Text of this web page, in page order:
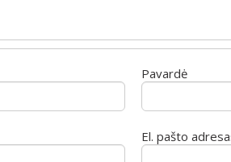
Pavardė
El. pašto